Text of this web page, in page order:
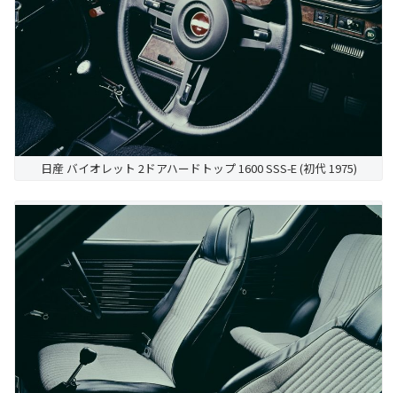
日産 バイオレット 2ドアハードトップ 1600 SSS-E (初代 1975)